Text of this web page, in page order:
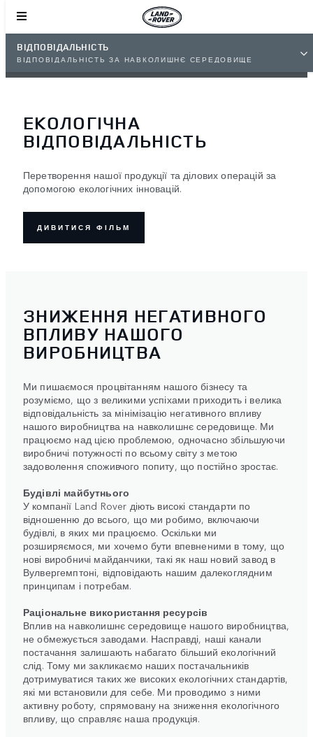
ВІДПОВІДАЛЬНІСТЬ
ВІДПОВІДАЛЬНІСТЬ ЗА НАВКОЛИШНЄ СЕРЕДОВИЩЕ
ЕКОЛОГІЧНА
ВІДПОВІДАЛЬНІСТЬ
Перетворення нашої продукції та ділових операцій за
допомогою екологічних інновацій.
ДИВИТИСЯ ФІЛЬМ
ЗНИЖЕННЯ НЕГАТИВНОГО
ВПЛИВУ НАШОГО
ВИРОБНИЦТВА
Ми пишаємося процвітанням нашого бізнесу та
розуміємо, що з великими успіхами приходить і велика
відповідальність за мінімізацію негативного впливу
нашого виробництва на навколишнє середовище. Ми
працюємо над цією проблемою, одночасно збільшуючи
виробничі потужності по всьому світу з метою
задоволення споживчого попиту, що постійно зростає.
Будівлі майбутнього
У компанії Land Rover діють високі стандарти по
відношенню до всього, що ми робимо, включаючи
будівлі, в яких ми працюємо. Оскільки ми
розширяємося, ми хочемо бути впевненими в тому, що
нові виробничі майданчики, такі як наш новий завод в
Вулвергемптоні, відповідають нашим далекоглядним
принципам і потребам.
Раціональне використання ресурсів
Вплив на навколишнє середовище нашого виробництва,
не обмежується заводами. Насправді, наші канали
постачання залишають набагато більший екологічний
слід. Тому ми закликаємо наших постачальників
дотримуватися таких же високих екологічних стандартів,
які ми встановили для себе. Ми проводимо з ними
активну роботу, спрямовану на зниження екологічного
впливу, що справляє наша продукція.